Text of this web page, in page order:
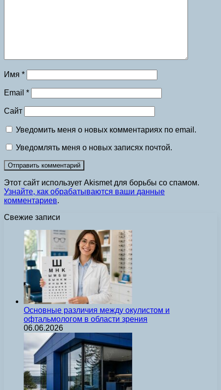
Имя *
Email *
Сайт
Уведомить меня о новых комментариях по email.
Уведомлять меня о новых записях почтой.
Этот сайт использует Akismet для борьбы со спамом.
Узнайте, как обрабатываются ваши данные
комментариев.
Свежие записи
Основные различия между окулистом и
офтальмологом в области зрения
06.06.2026